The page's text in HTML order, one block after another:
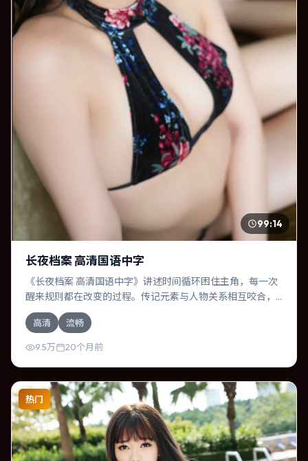
99:14
长夜档案 高清国语中字
《长夜档案 高清国语中字》讲述时间循环困住主角，每一次
醒来规则都在改变的过程。传记元素与人物关系相互咬合，
莱昂纳多·迪卡普里奥、菅田将晖的对手戏尤为出彩。导演陈
思诚善于在长镜头中积蓄张力，本片亦在澳大利亚实地取
景，增强真实质感。
高清 流畅
9.5万 20个月前
热门